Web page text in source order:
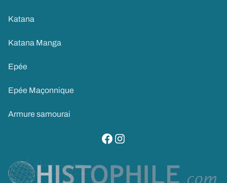
Katana
Katana Manga
Epée
Epée Maçonnique
Armure samourai
visitez notre page facebook
suivez notre compte instagram